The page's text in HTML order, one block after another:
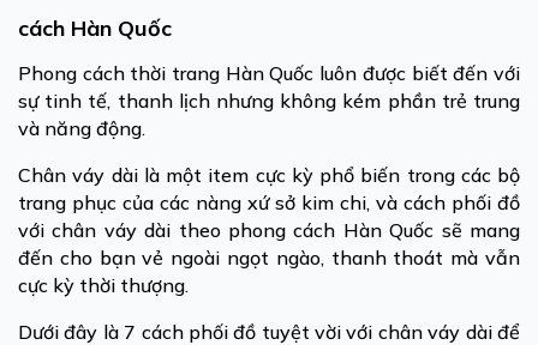
cách Hàn Quốc
Phong cách thời trang Hàn Quốc luôn được biết đến với
sự tinh tế, thanh lịch nhưng không kém phần trẻ trung
và năng động.
Chân váy dài là một item cực kỳ phổ biến trong các bộ
trang phục của các nàng xứ sở kim chi, và cách phối đồ
với chân váy dài theo phong cách Hàn Quốc sẽ mang
đến cho bạn vẻ ngoài ngọt ngào, thanh thoát mà vẫn
cực kỳ thời thượng.
Dưới đây là 7 cách phối đồ tuyệt vời với chân váy dài để